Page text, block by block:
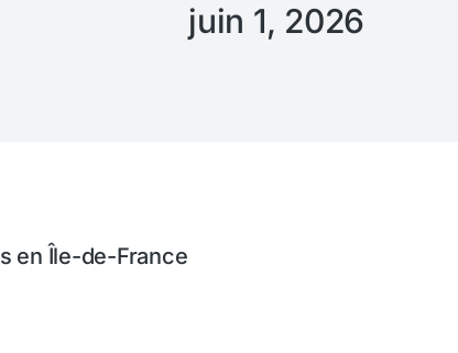
juin 1, 2026
en Île-de-France